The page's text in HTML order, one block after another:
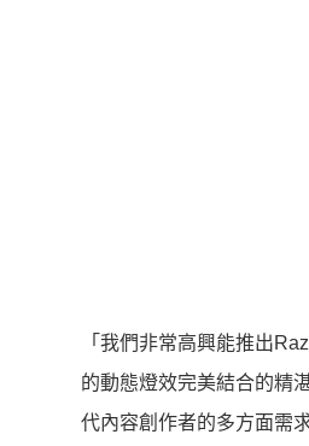
「我們非常高興能推出
的動態燈效完美結合的精
代內容創作者的多方面需